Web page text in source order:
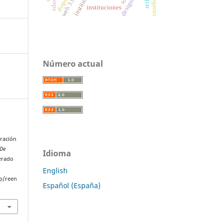
reen
instituciones
web 3.0
Número actual
Idioma
English
Español (España)